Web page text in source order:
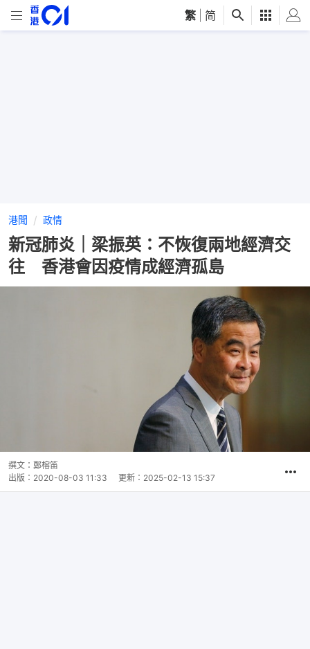
繁 简
港聞 政情
新冠肺炎｜梁振英：不恢復兩地經濟交
往 香港會因疫情成經濟孤島
撰文： 鄭榕笛
出版： 2020-08-03 11:33 更新： 2025-02-13 15:37